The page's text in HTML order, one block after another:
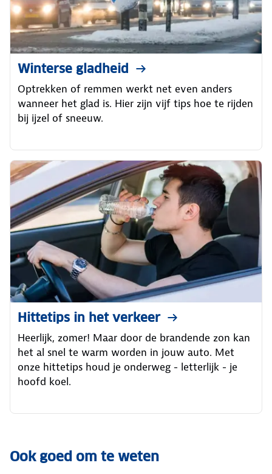
Winterse gladheid
Optrekken of remmen werkt net even anders
wanneer het glad is. Hier zijn vijf tips hoe te rijden
bij ijzel of sneeuw.
Hittetips in het verkeer
Heerlijk, zomer! Maar door de brandende zon kan
het al snel te warm worden in jouw auto. Met
onze hittetips houd je onderweg - letterlijk - je
hoofd koel.
Ook goed om te weten